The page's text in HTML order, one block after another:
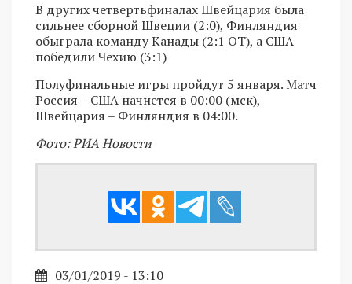
В других четвертьфиналах Швейцария была
сильнее сборной Швеции (2:0), Финляндия
обыграла команду Канады (2:1 ОТ), а США
победили Чехию (3:1)
Полуфинальные игры пройдут 5 января. Матч
Россия – США начнется в 00:00 (мск),
Швейцария – Финляндия в 04:00.
Фото: РИА Новости
03/01/2019 - 13:10